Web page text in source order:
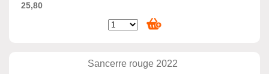
25,80
Sancerre rouge 2022